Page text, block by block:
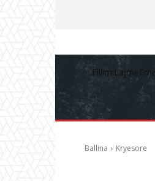
FillimiLajme
Ballina Kryesore